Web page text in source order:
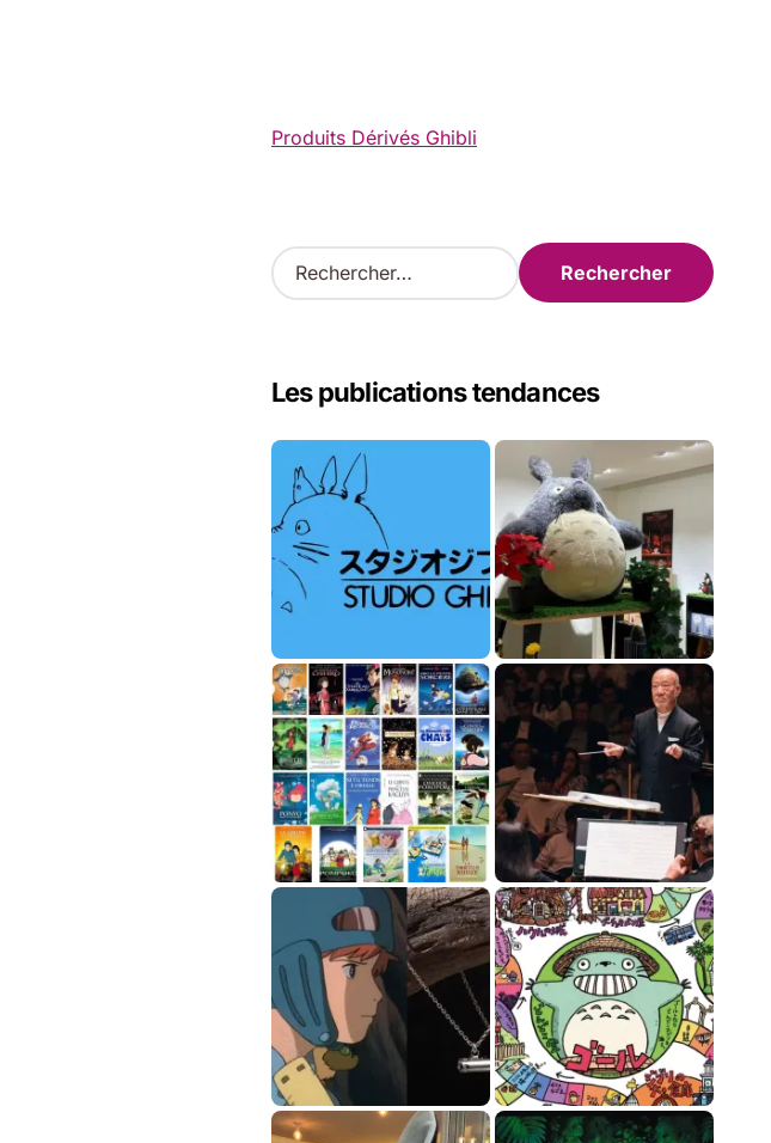
Produits Dérivés Ghibli
R
e
r
h
Les publications tendances